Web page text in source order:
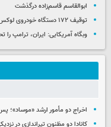
ابوالقاسم قاسم‌زاده درگذشت
توقیف ۱۷۲ دستگاه خودروی لوکس و آپارتمان
وبگاه آمریکایی: ایران، ترامپ را
اخراج دو مأمور ارشد «موساد»؛
کانادا دو مظنون تیراندازی در